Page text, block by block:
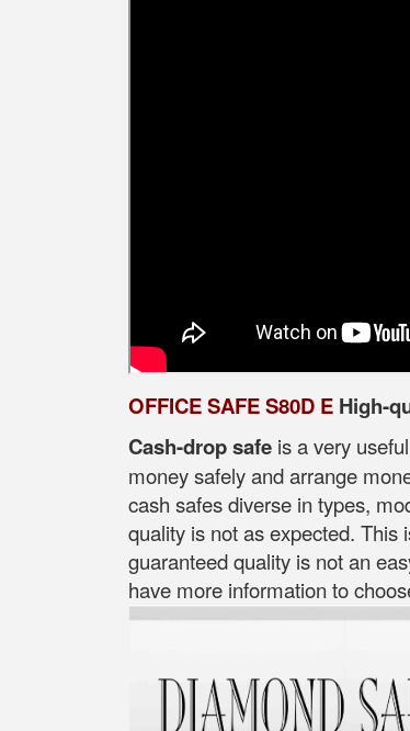
OFFICE SAFE S80D E High-
Cash-drop safe is a very
money safely and arrange
cash safes diverse in types,
quality is not as expected. This
guaranteed quality is not an
have more information to